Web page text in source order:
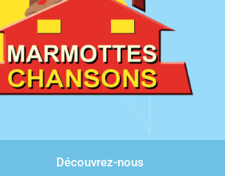
Découvrez-nous